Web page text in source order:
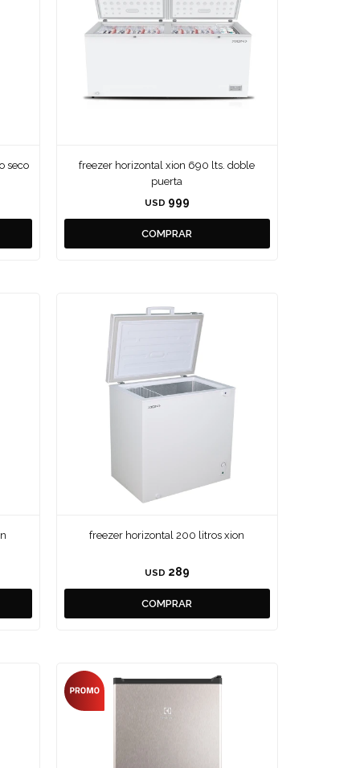
seco
freezer horizontal xion 690 lts. doble
puerta
USD 999
freezer horizontal 200 litros xion
USD 289